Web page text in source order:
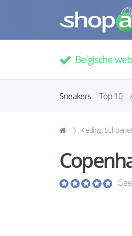
Belgische
Sneakers Top 10
Kleding,